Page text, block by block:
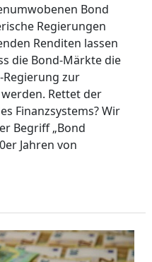
Bond
Regierungen
Renditen lassen
die Bond-Märkte die
Regierung zur
Rettet der
Finanzsystems? Wir
Begriff „Bond
Jahren von